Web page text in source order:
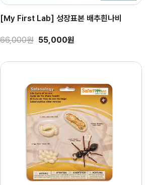
[My First Lab] 성장표본 배추흰나비
66,000원 55,000원